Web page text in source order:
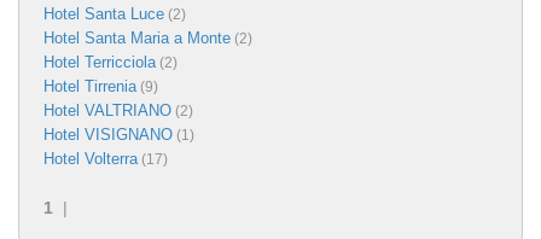
Hotel Santa Luce (2)
Hotel Santa Maria a Monte (2)
Hotel Terricciola(2)
Hotel Tirrenia(9)
Hotel VALTRIANO (2)
Hotel VISIGNANO (1)
Hotel Volterra(17)
1 |